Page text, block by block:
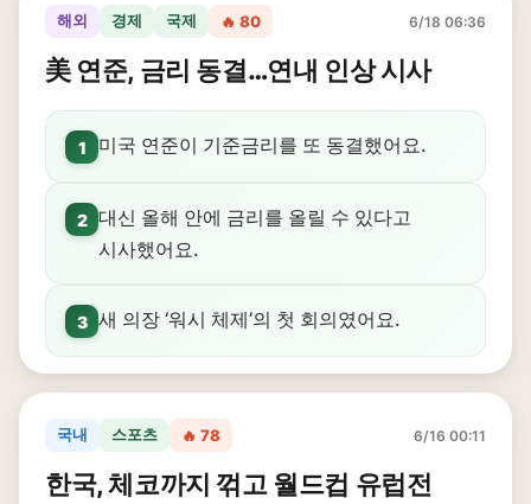
해외 경제 국제 🔥 80 6/18 06:36
美 연준, 금리 동결…연내 인상 시사
1 미국 연준이 기준금리를 또 동결했어요.
2 대신 올해 안에 금리를 올릴 수 있다고
시사했어요.
3 새 의장 ‘워시 체제’의 첫 회의였어요.
국내 스포츠 🔥 78 6/16 00:11
한국, 체코까지 꺾고 월드컵 유럽전